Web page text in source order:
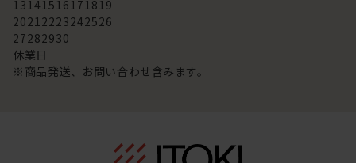
13141516171819
20212223242526
27282930
休業日
※商品発送、お問い合わせ含みます。